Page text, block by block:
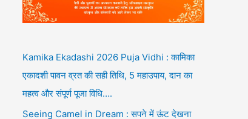
Kamika Ekadashi 2026 Puja Vidhi : कामिका
एकादशी पावन व्रत की सही तिथि, 5 महाउपाय, दान का
महत्व और संपूर्ण पूजा विधि….
Seeing Camel in Dream : सपने में ऊंट देखना